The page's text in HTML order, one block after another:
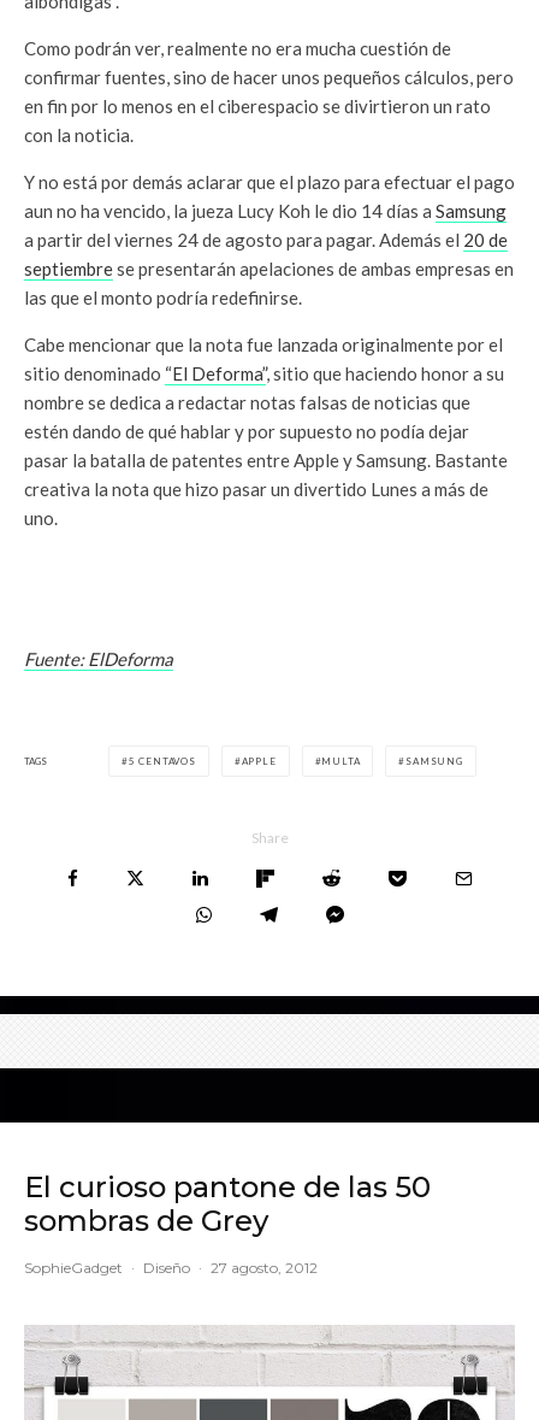
Como podrán ver, realmente no era mucha cuestión de
confirmar fuentes, sino de hacer unos pequeños cálculos, pero
en fin por lo menos en el ciberespacio se divirtieron un rato
con la noticia.
Y no está por demás aclarar que el plazo para efectuar el pago
aun no ha vencido, la jueza Lucy Koh le dio 14 días a Samsung
a partir del viernes 24 de agosto para pagar. Además el 20 de
septiembrese presentarán apelaciones de ambas empresas en
las que el monto podría redefinirse.
Cabe mencionar que la nota fue lanzada originalmente por el
sitio denominado “El Deforma”, sitio que haciendo honor a su
nombre se dedica a redactar notas falsas de noticias que
estén dando de qué hablar y por supuesto no podía dejar
pasar la batalla de patentes entre Apple y Samsung. Bastante
creativa la nota que hizo pasar un divertido Lunes a más de
uno.
Fuente: ElDeforma
TAGS 5 CENTAVOS APPLE MULTA SAMSUNG
Share
El curioso pantone de las 50
sombras de Grey
SophieGadget · Diseño · 27 agosto, 2012